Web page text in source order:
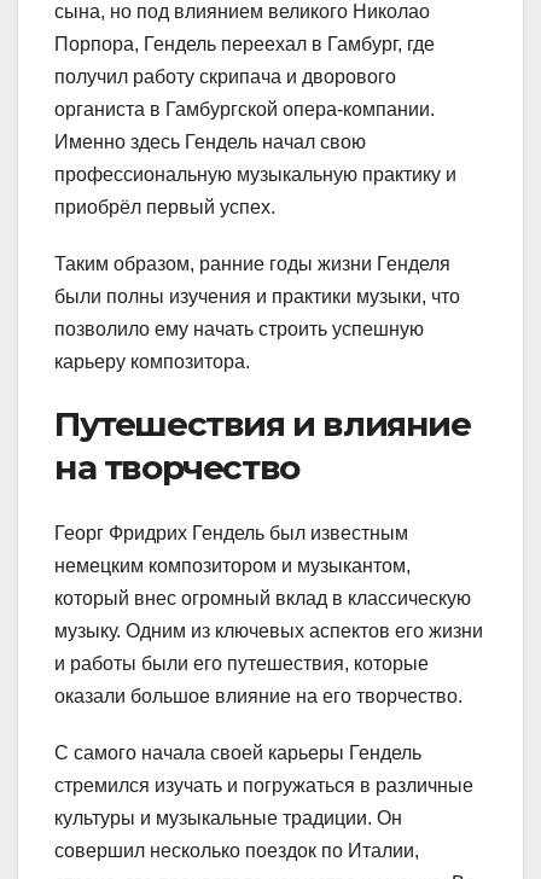
сына, но под влиянием великого Николао
Порпора, Гендель переехал в Гамбург, где
получил работу скрипача и дворового
органиста в Гамбургской опера-компании.
Именно здесь Гендель начал свою
профессиональную музыкальную практику и
приобрёл первый успех.
Таким образом, ранние годы жизни Генделя
были полны изучения и практики музыки, что
позволило ему начать строить успешную
карьеру композитора.
Путешествия и влияние
на творчество
Георг Фридрих Гендель был известным
немецким композитором и музыкантом,
который внес огромный вклад в классическую
музыку. Одним из ключевых аспектов его жизни
и работы были его путешествия, которые
оказали большое влияние на его творчество.
С самого начала своей карьеры Гендель
стремился изучать и погружаться в различные
культуры и музыкальные традиции. Он
совершил несколько поездок по Италии,